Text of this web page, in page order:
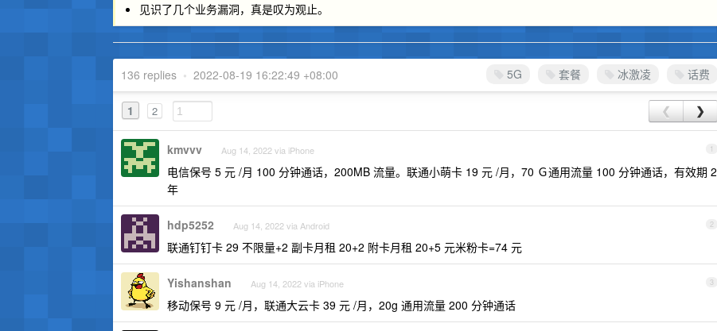
见识了几个业务漏洞，真是叹为观止。
5G 套餐 冰激凌 话费
136 replies • 2022-08-19 16:22:49 +08:00
1 2 ❮ ❯
1
kmvvv Aug 14, 2022 via iPhone
电信保号 5 元 /月 100 分钟通话，200MB 流量。联通小萌卡 19 元 /月，70 Ｇ通用流量 100 分钟通话，有效期 2
年
2
hdp5252 Aug 14, 2022 via Android
联通钉钉卡 29 不限量+2 副卡月租 20+2 附卡月租 20+5 元米粉卡=74 元
3
Yishanshan Aug 14, 2022 via iPhone
移动保号 9 元 /月，联通大云卡 39 元 /月，20g 通用流量 200 分钟通话